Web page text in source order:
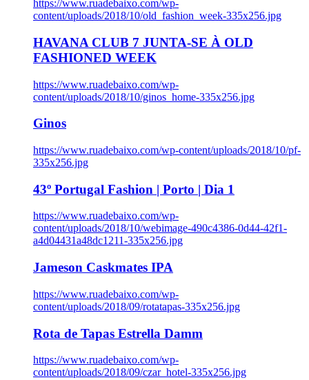
https://www.ruadebaixo.com/wp-
content/uploads/2018/10/old_fashion_week-335x256.jpg
HAVANA CLUB 7 JUNTA-SE À OLD
FASHIONED WEEK
https://www.ruadebaixo.com/wp-
content/uploads/2018/10/ginos_home-335x256.jpg
Ginos
https://www.ruadebaixo.com/wp-content/uploads/2018/10/pf-
335x256.jpg
43º Portugal Fashion | Porto | Dia 1
https://www.ruadebaixo.com/wp-
content/uploads/2018/10/webimage-490c4386-0d44-42f1-
a4d04431a48dc1211-335x256.jpg
Jameson Caskmates IPA
https://www.ruadebaixo.com/wp-
content/uploads/2018/09/rotatapas-335x256.jpg
Rota de Tapas Estrella Damm
https://www.ruadebaixo.com/wp-
content/uploads/2018/09/czar_hotel-335x256.jpg